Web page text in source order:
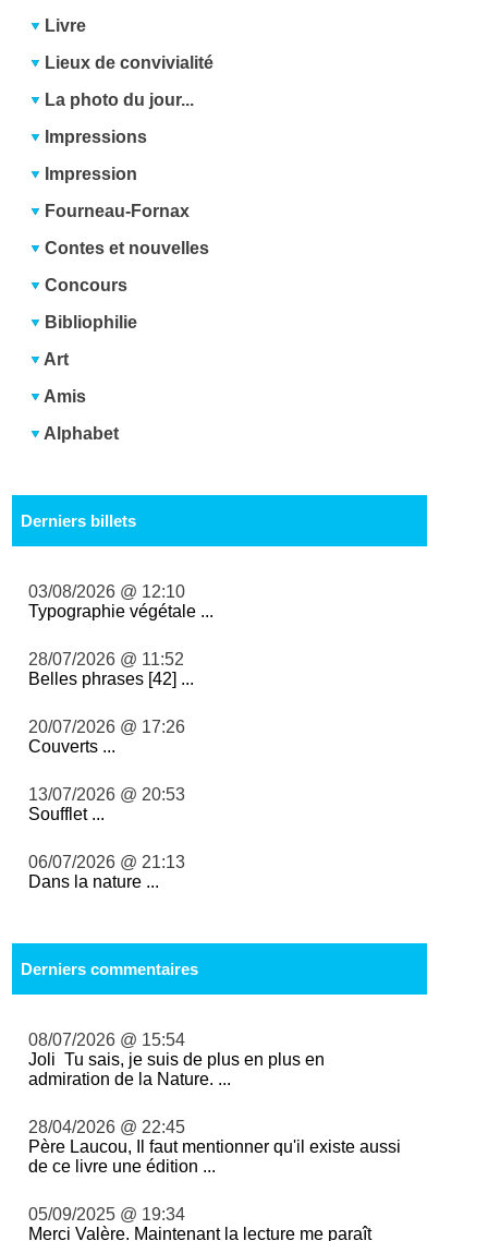
Livre
Lieux de convivialité
La photo du jour...
Impressions
Impression
Fourneau-Fornax
Contes et nouvelles
Concours
Bibliophilie
Art
Amis
Alphabet
Derniers billets
03/08/2026 @ 12:10
Typographie végétale ...
28/07/2026 @ 11:52
Belles phrases [42] ...
20/07/2026 @ 17:26
Couverts ...
13/07/2026 @ 20:53
Soufflet ...
06/07/2026 @ 21:13
Dans la nature ...
Derniers commentaires
08/07/2026 @ 15:54
Joli Tu sais, je suis de plus en plus en
admiration de la Nature. ...
28/04/2026 @ 22:45
Père Laucou, Il faut mentionner qu'il existe aussi
de ce livre une édition ...
05/09/2025 @ 19:34
Merci Valère. Maintenant la lecture me paraît